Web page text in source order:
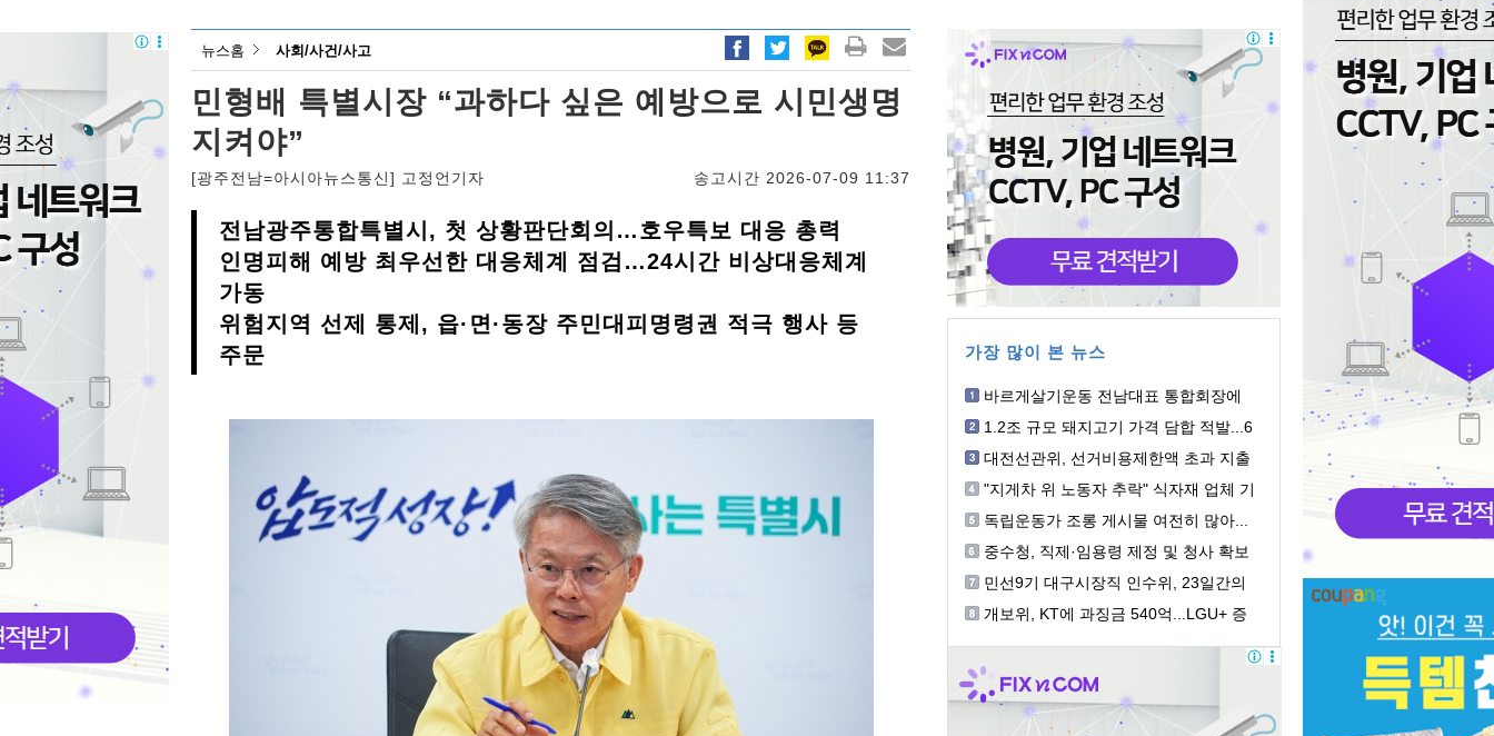
뉴스홈 사회/사건/사고
민형배 특별시장 “과하다 싶은 예방으로 시민생명
지켜야”
[광주전남=아시아뉴스통신] 고정언기자 송고시간 2026-07-09 11:37
전남광주통합특별시, 첫 상황판단회의…호우특보 대응 총력
인명피해 예방 최우선한 대응체계 점검…24시간 비상대응체계
가동
위험지역 선제 통제, 읍·면·동장 주민대피명령권 적극 행사 등
주문
가장 많이 본 뉴스
바르게살기운동 전남대표 통합회장에
1.2조 규모 돼지고기 가격 담합 적발...6
대전선관위, 선거비용제한액 초과 지출
"지게차 위 노동자 추락" 식자재 업체 기
독립운동가 조롱 게시물 여전히 많아...
중수청, 직제·임용령 제정 및 청사 확보
민선9기 대구시장직 인수위, 23일간의
개보위, KT에 과징금 540억...LGU+ 증